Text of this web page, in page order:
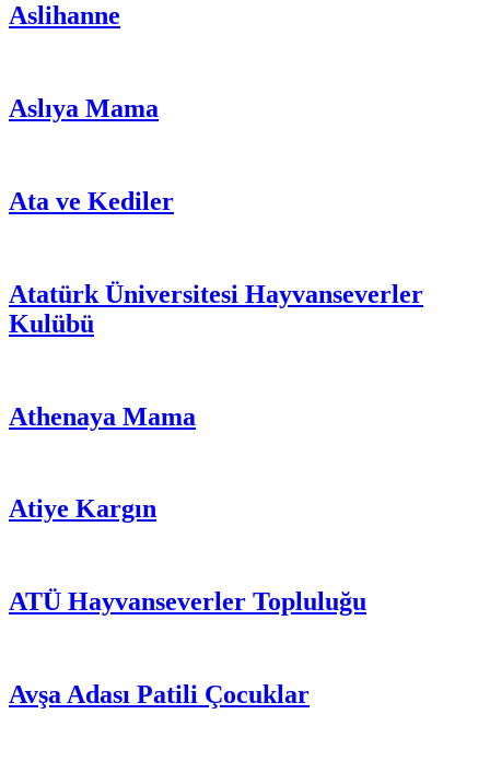
Aslihanne
Aslıya Mama
Ata ve Kediler
Atatürk Üniversitesi Hayvanseverler
Kulübü
Athenaya Mama
Atiye Kargın
ATÜ Hayvanseverler Topluluğu
Avşa Adası Patili Çocuklar